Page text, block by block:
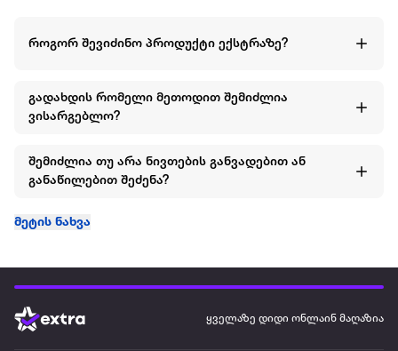
როგორ შევიძინო პროდუქტი ექსტრაზე?
გადახდის რომელი მეთოდით შემიძლია
ვისარგებლო?
შემიძლია თუ არა ნივთების განვადებით ან
განაწილებით შეძენა?
მეტის ნახვა
ყველაზე დიდი ონლაინ მაღაზია